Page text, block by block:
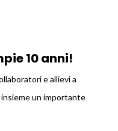
10 anni!
e allievi a
un importante